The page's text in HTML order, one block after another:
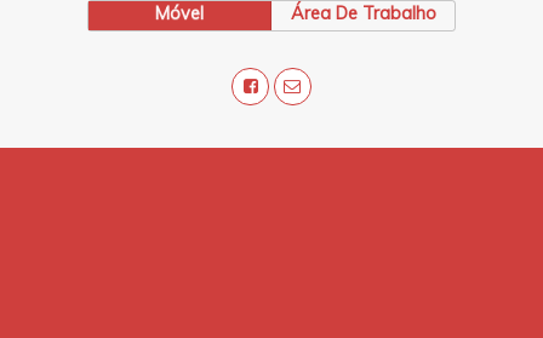
Móvel Área De Trabalho